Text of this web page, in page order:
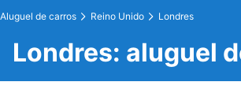
Aluguel de carros Reino Unido Londres
Londres: aluguel